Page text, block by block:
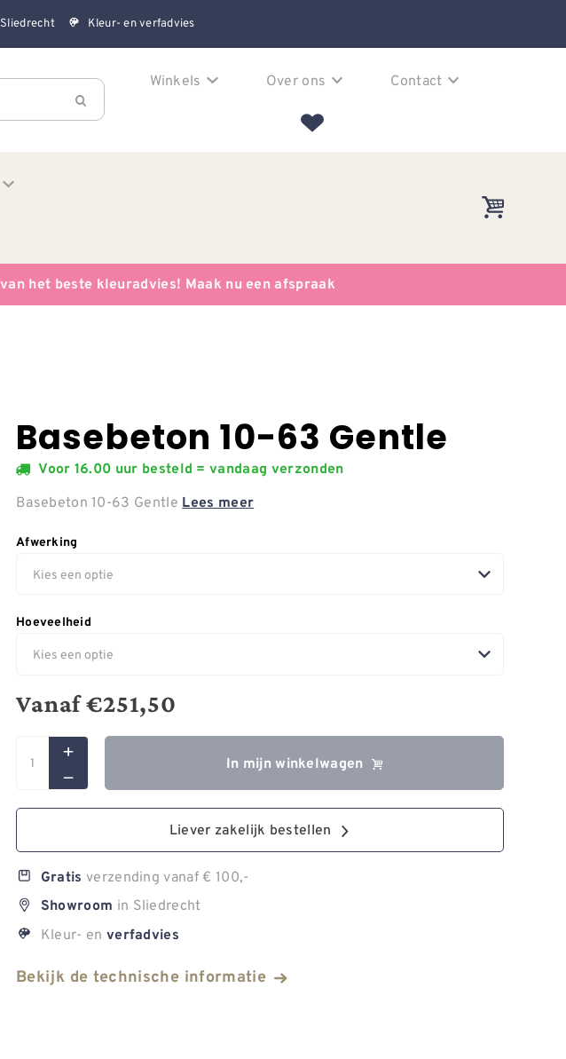
Kleur- en verfadvies
Winkels Over ons Contact
het beste kleuradvies! Maak nu een afspraak
Basebeton 10-63 Gentle
Voor 16.00 uur besteld = vandaag verzonden
Basebeton 10-63 Gentle Lees meer
Afwerking
Hoeveelheid
Vanaf€251,50
In mijn winkelwagen
Liever zakelijk bestellen
Gratis verzending vanaf € 100,-
Showroom in Sliedrecht
Kleur- en verfadvies
Bekijk de technische informatie